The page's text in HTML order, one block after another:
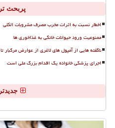
پربحث
اخطار نسبت به اثرات مخرب مصرف مشروبات الکلی
ممنوعیت ورود حیوانات خانگی به غذاخوری ها
ناگفته هایی از آمپول های لاغری از عوارض مرگبار
اجرای پزشکی خانواده یک اقدام بزرگ ملی است